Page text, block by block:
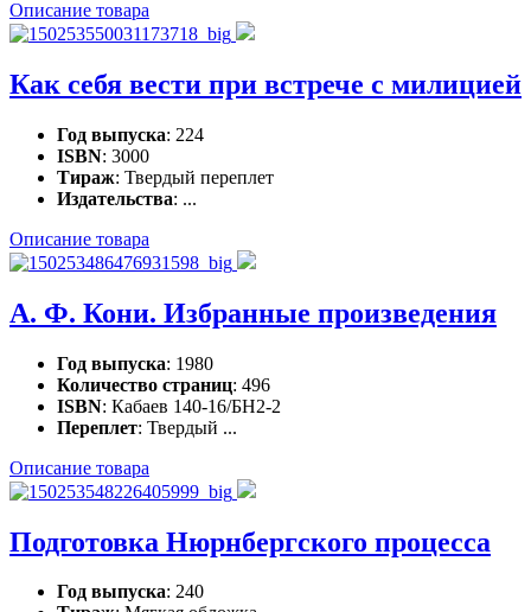
Описание товара
Как себя вести при встрече с милицией
Год выпуска: 224
ISBN: 3000
Тираж: Твердый переплет
Издательства: ...
Описание товара
А. Ф. Кони. Избранные произведения
Год выпуска: 1980
Количество страниц: 496
ISBN: Кабаев 140-16/БН2-2
Переплет: Твердый ...
Описание товара
Подготовка Нюрнбергского процесса
Год выпуска: 240